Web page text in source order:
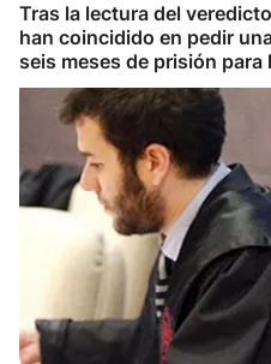
Tras la lectura del
han coincidido en pedir
seis meses de prisión para